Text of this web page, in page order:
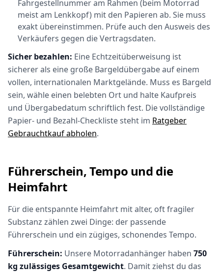
Fahrgestellnummer am Rahmen (beim Motorrad
meist am Lenkkopf) mit den Papieren ab. Sie muss
exakt übereinstimmen. Prüfe auch den Ausweis des
Verkäufers gegen die Vertragsdaten.
Sicher bezahlen: Eine Echtzeitüberweisung ist
sicherer als eine große Bargeldübergabe auf einem
vollen, internationalen Marktgelände. Muss es Bargeld
sein, wähle einen belebten Ort und halte Kaufpreis
und Übergabedatum schriftlich fest. Die vollständige
Papier- und Bezahl-Checkliste steht im Ratgeber
Gebrauchtkauf abholen.
Führerschein, Tempo und die
Heimfahrt
Für die entspannte Heimfahrt mit alter, oft fragiler
Substanz zählen zwei Dinge: der passende
Führerschein und ein zügiges, schonendes Tempo.
Führerschein: Unsere Motorradanhänger haben 750
kg zulässiges Gesamtgewicht. Damit ziehst du das